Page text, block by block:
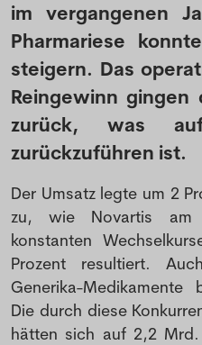
im vergangenen
Pharmariese
steigern. Das
Reingewinn gingen
zurück, was auf
zurückzuführen ist.
Der Umsatz legte um 2
zu, wie Novartis am
konstanten
Prozent resultiert.
Generika-
Die durch diese
hätten sich auf 2,2